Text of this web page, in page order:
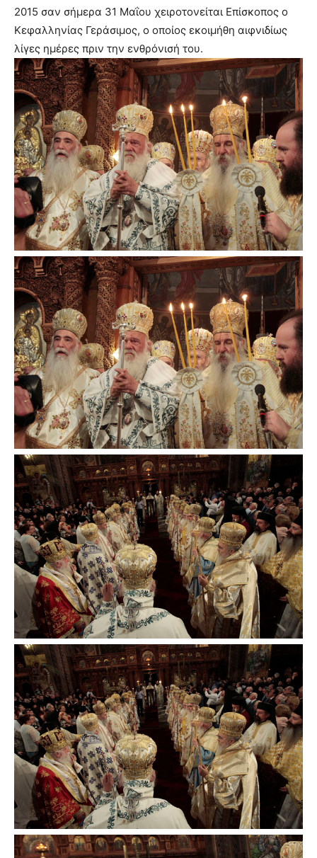
2015 σαν σήμερα 31 Μαΐου χειροτονείται Επίσκοπος ο
Κεφαλληνίας Γεράσιμος, ο οποίος εκοιμήθη αιφνιδίως
λίγες ημέρες πριν την ενθρόνισή του.